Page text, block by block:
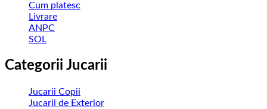
Cum platesc
Livrare
ANPC
SOL
Categorii Jucarii
Jucarii Copii
Jucarii de Exterior